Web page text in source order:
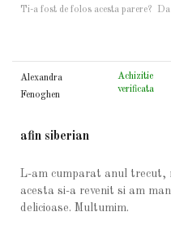
Ti-a fost de folos acesta parere? Da
Alexandra
Fenoghen
Achizitie
verificata
afin siberian
L-am cumparat anul trecut,
acesta si-a revenit si am
delicioase. Multumim.